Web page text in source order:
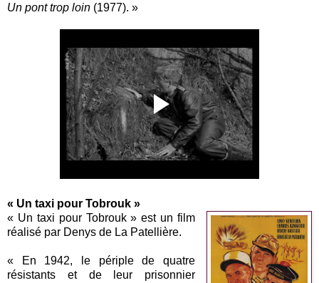
Un pont trop loin (1977). »
« Un taxi pour Tobrouk »
« Un taxi pour Tobrouk » est un film
réalisé par Denys de La Patellière.
« En 1942, le périple de quatre
résistants et de leur prisonnier